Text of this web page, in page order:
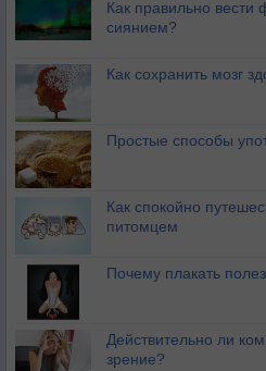
Как правильно вести
сиянием?
Как сохранить мозг
Простые способы
Как спокойно
питомцем
Почему плакать
Действительно ли
зрение?